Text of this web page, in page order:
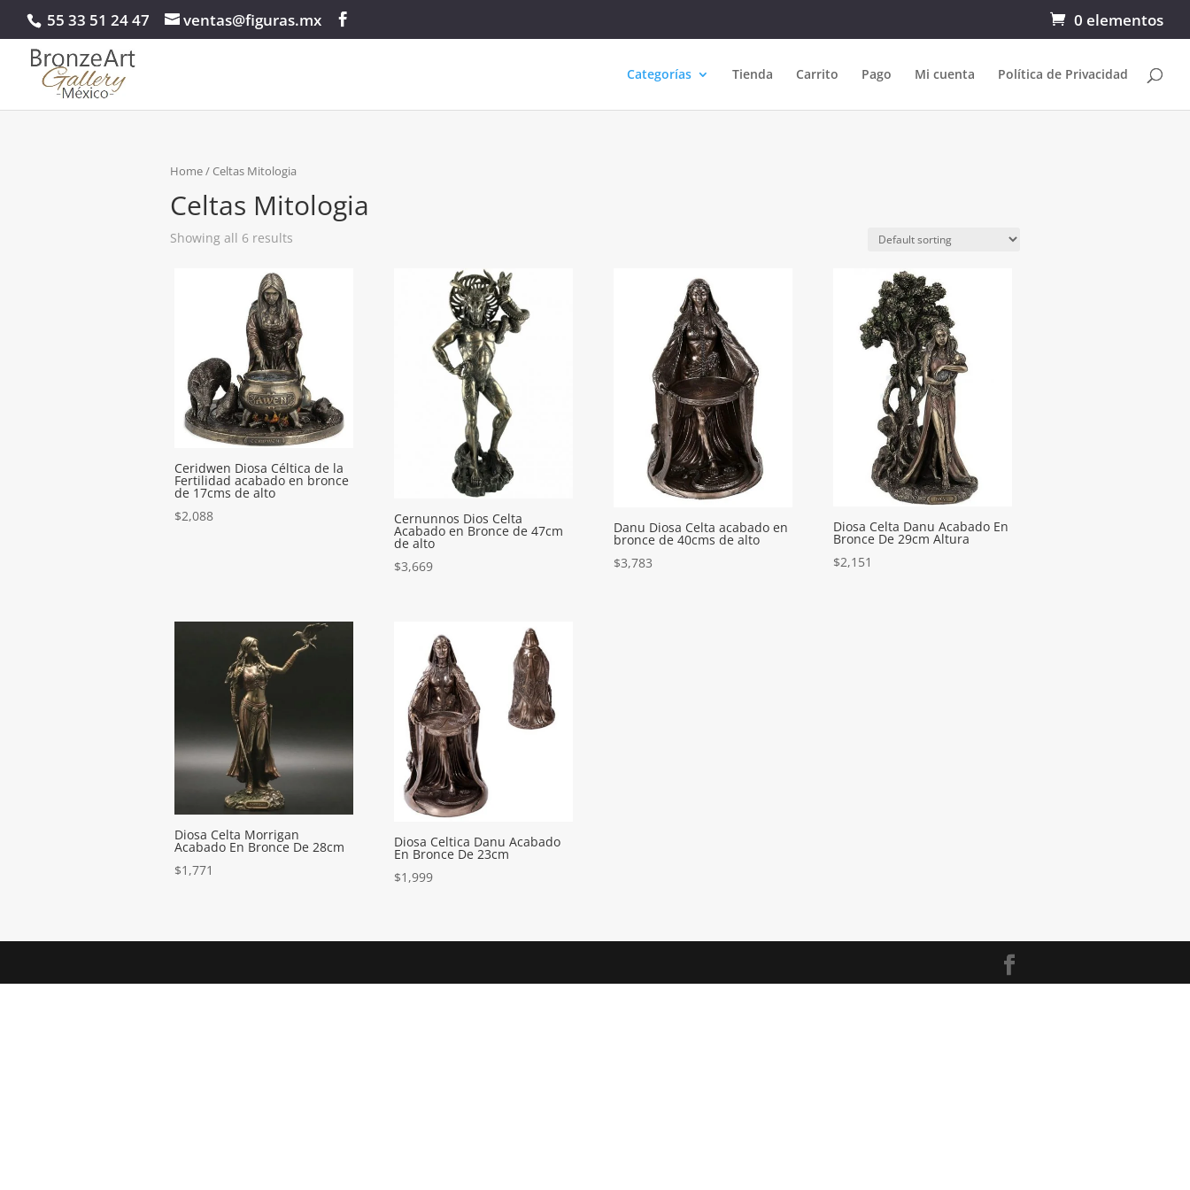
55 33 51 24 47 ventas@figuras.mx 0 elementos
Categorías Tienda Carrito Pago Mi cuenta Política de Privacidad
Home/ Celtas Mitologia
Celtas Mitologia
Showing all 6 results
Ceridwen Diosa Céltica de la
Fertilidad acabado en bronce
de 17cms de alto
$2,088 Cernunnos Dios Celta
Acabado en Bronce de 47cm
de alto
$3,669
Danu Diosa Celta acabado en
bronce de 40cms de alto
$3,783
Diosa Celta Danu Acabado En
Bronce De 29cm Altura
$2,151
Diosa Celta Morrigan
Acabado En Bronce De 28cm
$1,771
Diosa Celtica Danu Acabado
En Bronce De 23cm
$1,999